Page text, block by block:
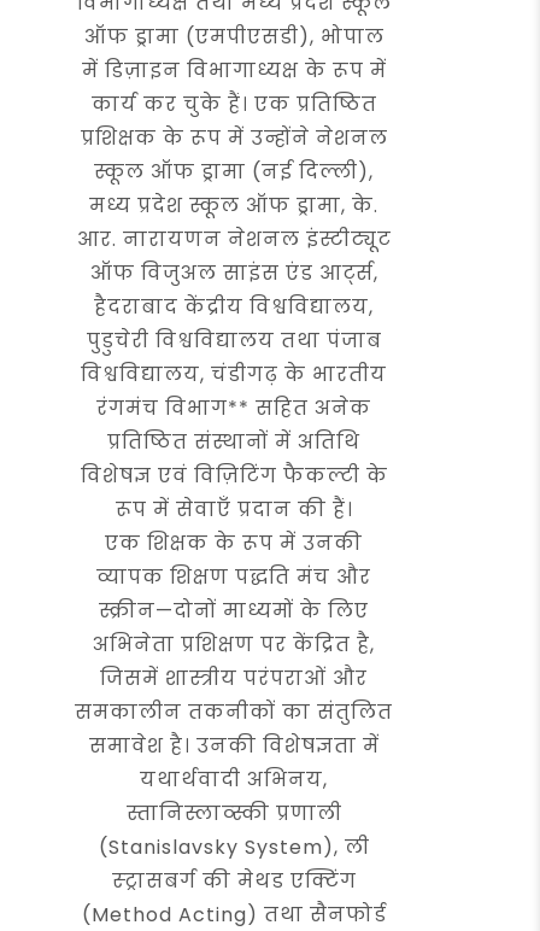
ऑफ ड्रामा (एमपीएसडी), भोपाल
में डिज़ाइन विभागाध्यक्ष के रूप में
कार्य कर चुके हैं। एक प्रतिष्ठित
प्रशिक्षक के रूप में उन्होंने नेशनल
स्कूल ऑफ ड्रामा (नई दिल्ली),
मध्य प्रदेश स्कूल ऑफ ड्रामा, के.
आर. नारायणन नेशनल इंस्टीट्यूट
ऑफ विजुअल साइंस एंड आर्ट्स,
हैदराबाद केंद्रीय विश्वविद्यालय,
पुडुचेरी विश्वविद्यालय तथा पंजाब
विश्वविद्यालय, चंडीगढ़ के भारतीय
रंगमंच विभाग** सहित अनेक
प्रतिष्ठित संस्थानों में अतिथि
विशेषज्ञ एवं विज़िटिंग फैकल्टी के
रूप में सेवाएँ प्रदान की हैं।
एक शिक्षक के रूप में उनकी
व्यापक शिक्षण पद्धति मंच और
स्क्रीन—दोनों माध्यमों के लिए
अभिनेता प्रशिक्षण पर केंद्रित है,
जिसमें शास्त्रीय परंपराओं और
समकालीन तकनीकों का संतुलित
समावेश है। उनकी विशेषज्ञता में
यथार्थवादी अभिनय,
स्तानिस्लाव्स्की प्रणाली
(Stanislavsky System), ली
स्ट्रासबर्ग की मेथड एक्टिंग
(Method Acting) तथा सैनफोर्ड